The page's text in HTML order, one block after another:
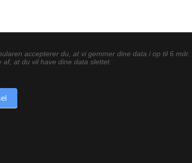
accepterer du, at vi gemmer dine data i op til 6 mdr.
at du vil have dine data slettet.